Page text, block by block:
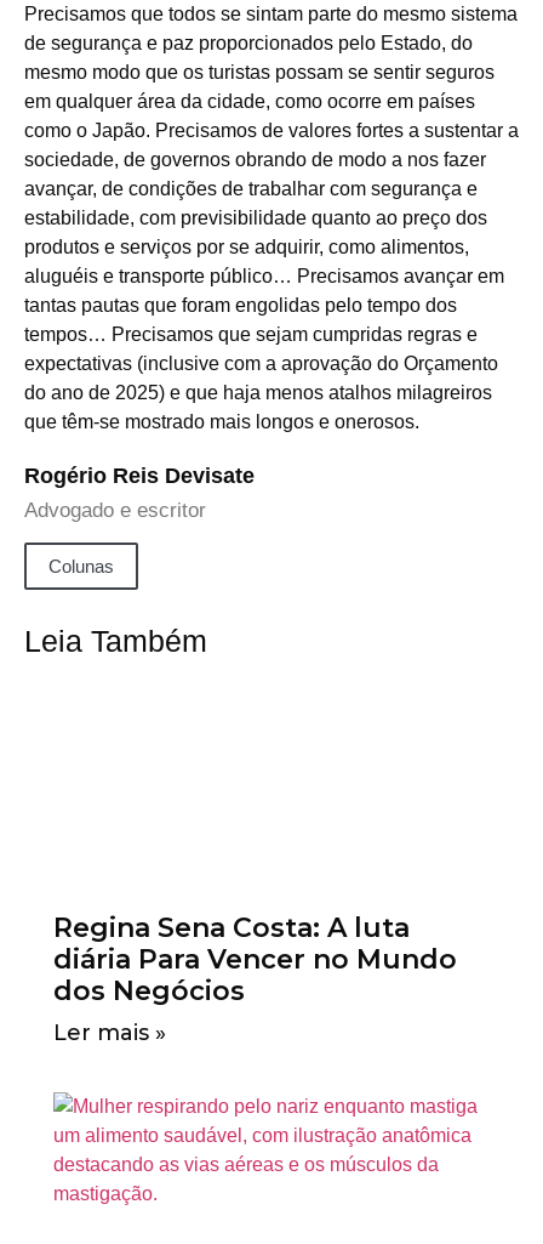
Precisamos que todos se sintam parte do mesmo sistema
de segurança e paz proporcionados pelo Estado, do
mesmo modo que os turistas possam se sentir seguros
em qualquer área da cidade, como ocorre em países
como o Japão. Precisamos de valores fortes a sustentar a
sociedade, de governos obrando de modo a nos fazer
avançar, de condições de trabalhar com segurança e
estabilidade, com previsibilidade quanto ao preço dos
produtos e serviços por se adquirir, como alimentos,
aluguéis e transporte público… Precisamos avançar em
tantas pautas que foram engolidas pelo tempo dos
tempos… Precisamos que sejam cumpridas regras e
expectativas (inclusive com a aprovação do Orçamento
do ano de 2025) e que haja menos atalhos milagreiros
que têm-se mostrado mais longos e onerosos.
Rogério Reis Devisate
Advogado e escritor
Colunas
Leia Também
Regina Sena Costa: A luta
diária Para Vencer no Mundo
dos Negócios
Ler mais »